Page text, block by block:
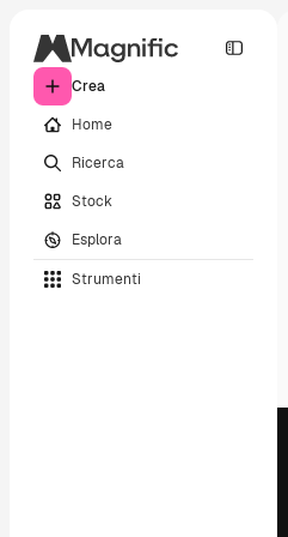
Crea
Home
Ricerca
Stock
Esplora
Strumenti